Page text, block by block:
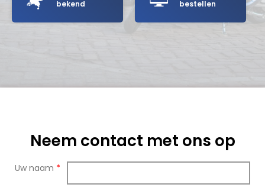
bekend
bestellen
Neem contact met ons op
Uw naam *